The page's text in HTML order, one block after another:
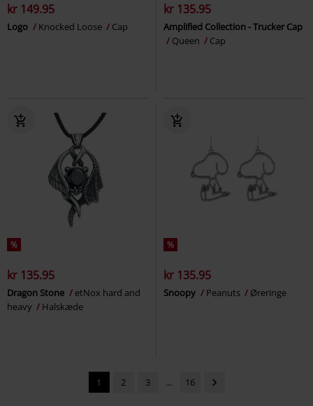
kr 149.95
Logo Knocked Loose Cap
kr 135.95
Amplified Collection - Trucker Cap
Queen
Cap
%
kr 135.95
Dragon Stone
etNox hard and
heavy
Halskæde
%
kr 135.95
Snoopy Peanuts Øreringe
1 2 3 ... 16